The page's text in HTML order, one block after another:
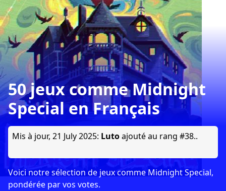
50 jeux comme Midnight
Special en Français
Mis à jour, 21 July 2025: Lutoajouté au rang #38..
Voici notre sélection de jeux comme Midnight Special,
pondérée par vos votes.